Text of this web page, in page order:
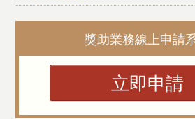
獎助業務線上申請
立即申請